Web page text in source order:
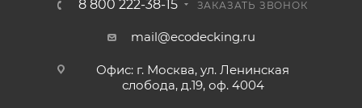
8 800 222-38-15 ЗАКАЗАТЬ ЗВОНОК
mail@ecodecking.ru
Офис: г. Москва, ул. Ленинская
слобода, д.19, оф. 4004